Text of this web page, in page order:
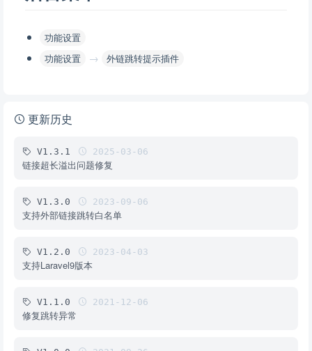
功能设置
功能设置
→ 外链跳转提示插件
更新历史
V1.3.1 2025-03-06
链接超长溢出问题修复
V1.3.0 2023-09-06
支持外部链接跳转白名单
V1.2.0 2023-04-03
支持Laravel9版本
V1.1.0 2021-12-06
修复跳转异常